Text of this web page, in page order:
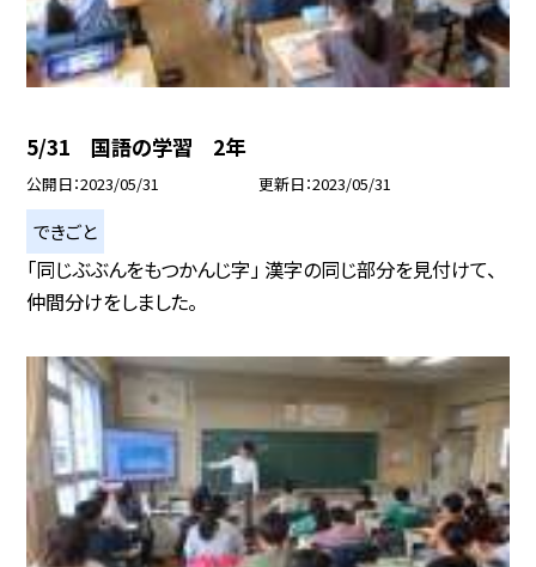
5/31 国語の学習 2年
公開日 2023/05/31 更新日 2023/05/31
できごと
「同じぶぶんをもつかんじ字」 漢字の同じ部分を見付けて、
仲間分けをしました。